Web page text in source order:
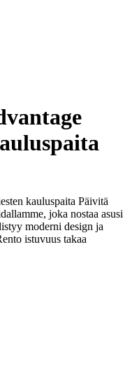
kauluspaita Päivitä
joka nostaa asusi
moderni design ja
istuvuus takaa